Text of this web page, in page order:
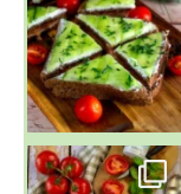
~ SALADE DE PÂTES AUX DEUX TOMATES THON ET BURRA